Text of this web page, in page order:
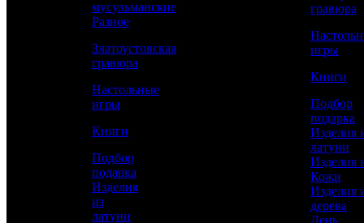
Высота подстаканника
Диаметр подстаканника
Ложечка длина
Ложечка ширина
Токарные, Слесарные, Художественное
мусульманские
Разное
Златоустовская
гравюра
Настольные
игры
Книги
Подбор
подарка
Изделия
из
латуни
гравюра
игры
Книги
Подбор
подарка
Изделия
латуни
Изделия
Кожи
Изделия
дерева
День